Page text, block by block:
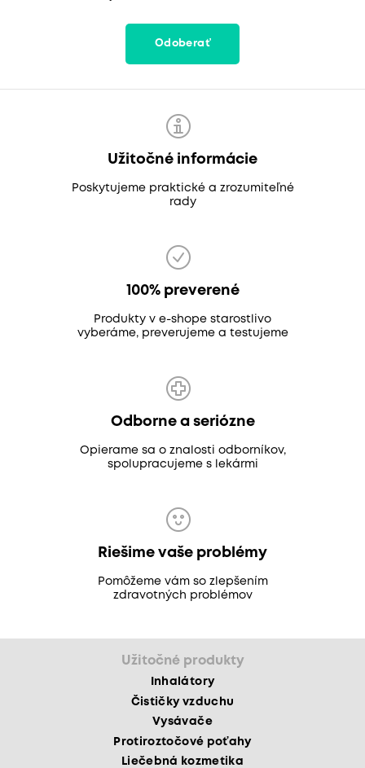
Odoberať
Užitočné informácie
Poskytujeme praktické a zrozumiteľné
rady
100% preverené
Produkty v e-shope starostlivo
vyberáme, preverujeme a testujeme
Odborne a seriózne
Opierame sa o znalosti odborníkov,
spolupracujeme s lekármi
Riešime vaše problémy
Pomôžeme vám so zlepšením
zdravotných problémov
Užitočné produkty
Inhalátory
Čističky vzduchu
Vysávače
Protiroztočové poťahy
Liečebná kozmetika